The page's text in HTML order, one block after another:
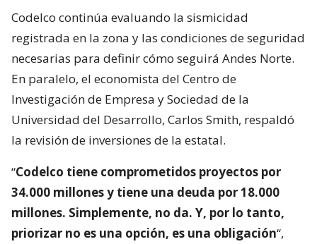
Codelco continúa evaluando la sismicidad
registrada en la zona y las condiciones de seguridad
necesarias para definir cómo seguirá Andes Norte.
En paralelo, el economista del Centro de
Investigación de Empresa y Sociedad de la
Universidad del Desarrollo, Carlos Smith, respaldó
la revisión de inversiones de la estatal.
“Codelco tiene comprometidos proyectos por
34.000 millones y tiene una deuda por 18.000
millones. Simplemente, no da. Y, por lo tanto,
priorizar no es una opción, es una obligación“,